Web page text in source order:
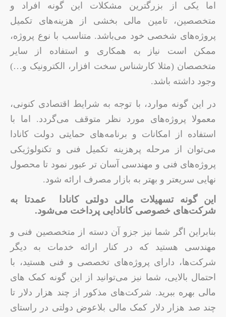
اما یکی از بزرگترین مشکلات این گونه افراد و
متخصصین، تامین مالی بخشی از هزینه‌های تکمیل
پروژه‌های شخصی خود می‌باشد. متناسب با نوع پروژه،
ممکن است نیاز به همکاری و استفاده از سایر
متخصصان (مثلا کارشناس سخت افزار، الکترونیک و…)
وجود داشته باشد.
در این گونه موارد، با توجه به شرایط اقتصادی کنونی،
معمولا پروژه‌های مورد نظر متوقف می‌گردد. اما با
استفاده از امکانات و برنامه‌های حمایتی دولت کانادا
می‌توان از مرحله پرهزینه تکمیل فنی و تکنولوژیکی
پروژه‌های فنی و مهندسی آسان تر عبور نمود تا محصول
نهایی سریعتر و بهتر به بازار مصرف ارائه شود.
این گونه تسهیلات مالی دولتی کانادا عمدتا به
شرکت‌های خصوصی کانادایی پرداخت می‌شود.
بنابراین اگر شما نیز جزو آن دسته از متخصصین فنی و
مهندسی هستید که در کنار ارائه خدمات به دیگر
شرکت‌ها، دارای پروژه‌های تخصصی و فنی هستید، با
احتمال بالایی، شما نیز می‌توانید از این گونه کمک های
مالی بهره ببرید. شرکت‌های مذکور از چند هزار دلار تا
چند صد هزار دلار کمک مالی بلاعوض دولتی در راستای